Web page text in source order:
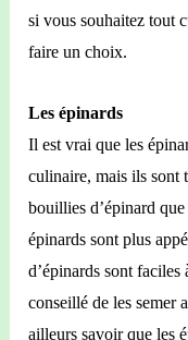
si vous souhaitez tout
faire un choix.
Les épinards
Il est vrai que les
culinaire, mais ils sont
bouillies d’épinard
épinards sont plus
d’épinards sont
conseillé de les semer
ailleurs savoir que les